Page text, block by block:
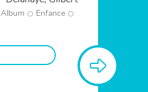
Album Enfance